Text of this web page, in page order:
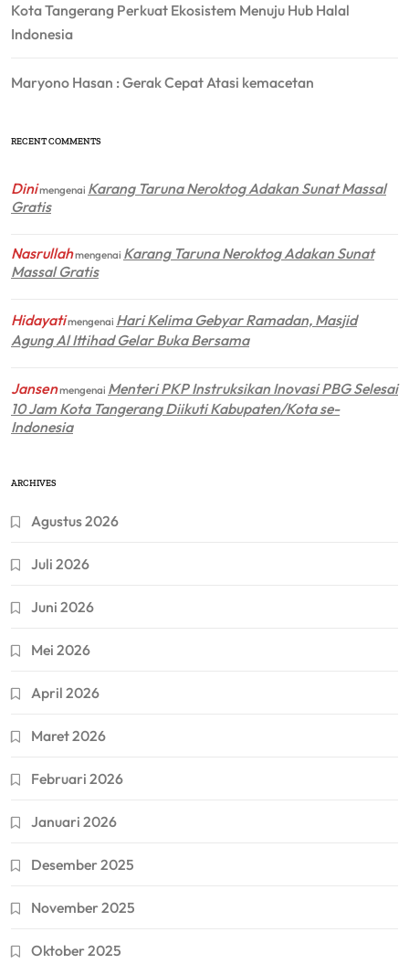
Kota Tangerang Perkuat Ekosistem Menuju Hub Halal
Indonesia
Maryono Hasan : Gerak Cepat Atasi kemacetan
RECENT COMMENTS
Dinimengenai Karang Taruna Neroktog Adakan Sunat Massal
Gratis
Nasrullahmengenai Karang Taruna Neroktog Adakan Sunat
Massal Gratis
Hidayatimengenai Hari Kelima Gebyar Ramadan, Masjid
Agung Al Ittihad Gelar Buka Bersama
Jansenmengenai Menteri PKP Instruksikan Inovasi PBG Selesai
10 Jam Kota Tangerang Diikuti Kabupaten/Kota se-
Indonesia
ARCHIVES
Agustus 2026
Juli 2026
Juni 2026
Mei 2026
April 2026
Maret 2026
Februari 2026
Januari 2026
Desember 2025
November 2025
Oktober 2025